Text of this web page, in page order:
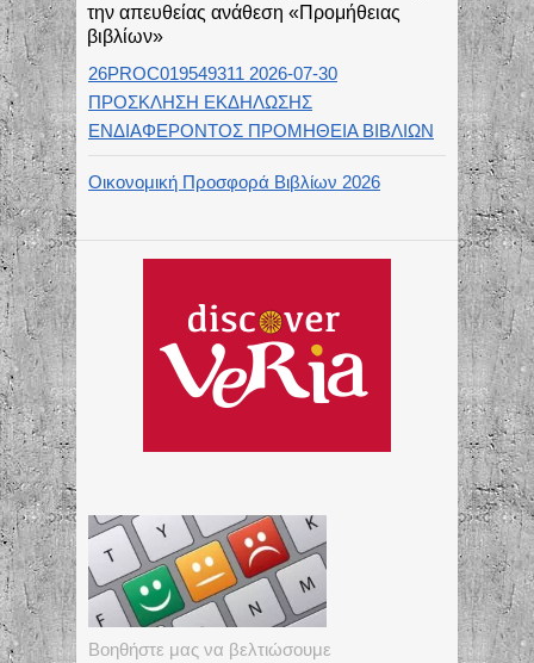
την απευθείας ανάθεση «Προμήθειας
βιβλίων»
26PROC019549311 2026-07-30
ΠΡΟΣΚΛΗΣΗ ΕΚΔΗΛΩΣΗΣ
ΕΝΔΙΑΦΕΡΟΝΤΟΣ ΠΡΟΜΗΘΕΙΑ ΒΙΒΛΙΩΝ
Οικονομική Προσφορά Βιβλίων 2026
Βοηθήστε μας να βελτιώσουμε